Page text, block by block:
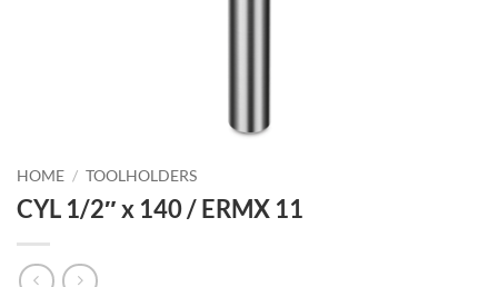
HOME / TOOLHOLDERS
CYL 1/2″ x 140 / ERMX 11